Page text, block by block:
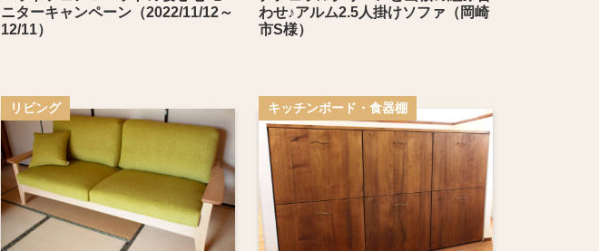
ニターキャンペーン（2022/11/12～
12/11）
わせ♪アルム2.5人掛けソファ（岡崎
市S様）
リビング キッチンボード・食器棚